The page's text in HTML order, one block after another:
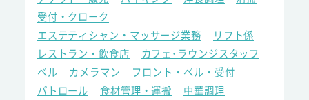
受付・クローク
エステティシャン・マッサージ業務
リフト係
レストラン・飲食店
カフェ･ラウンジスタッフ
ベル
カメラマン
フロント・ベル・受付
パトロール
食材管理・運搬
中華調理